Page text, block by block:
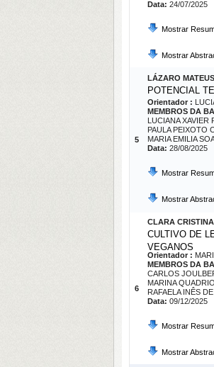
Data: 24/07/2025
Mostrar
Mostrar
5
LÁZARO
POTENCIAL
Orientador :
MEMBROS DA
LUCIANA XAVIER
PAULA PEIXOTO
MARIA EMILIA
Data: 28/08/2025
Mostrar
Mostrar
6
CLARA
CULTIVO DE
VEGANOS
Orientador :
MEMBROS DA
CARLOS
MARINA
RAFAELA INÊS
Data: 09/12/2025
Mostrar
Mostrar